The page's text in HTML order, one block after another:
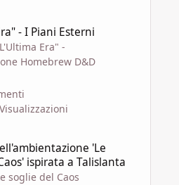
- I Piani Esterni
Era" -
Homebrew D&D
'Le
ispirata a Talislanta
soglie del Caos